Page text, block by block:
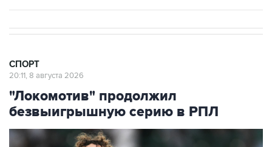
СПОРТ
20:11, 8 августа 2026
"Локомотив" продолжил
безвыигрышную серию в РПЛ